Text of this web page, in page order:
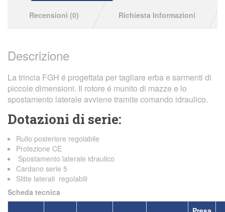
Recensioni (0) Richiesta Informazioni
Descrizione
La trincia FGH é progettata per tagliare erba e sarmenti di
piccole dimensioni. Il rotore é munito di mazze e lo
spostamento laterale avviene tramite comando idraulico.
Dotazioni di serie:
Rullo posteriore regolabile
Protezione CE
Spostamento laterale idraulico
Cardano serie 5
Slitte laterali regolabili
Scheda tecnica